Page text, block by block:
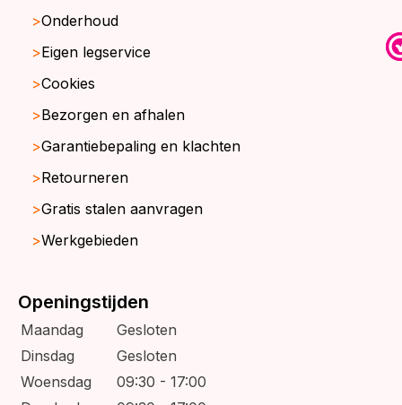
Onderhoud
Eigen legservice
Cookies
Bezorgen en afhalen
Garantiebepaling en klachten
Retourneren
Gratis stalen aanvragen
Werkgebieden
Openingstijden
Maandag
Gesloten
Dinsdag
Gesloten
Woensdag
09:30 - 17:00